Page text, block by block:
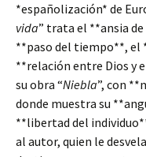
*españolización* de
vida” trata el **ansia
**paso del tiempo**, el
**relación entre Dios y
su obra “Niebla”, con
donde muestra su
**libertad del
al autor, quien le